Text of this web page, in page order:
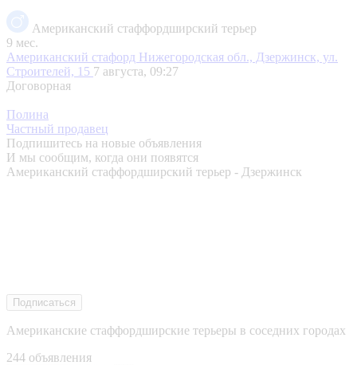
Американский стаффордширский терьер
9 мес.
Американский стафорд Нижегородская обл., Дзержинск, ул.
Строителей, 15 7 августа, 09:27
Договорная
Полина
Частный продавец
Подпишитесь на новые объявления
И мы сообщим, когда они появятся
Американский стаффордширский терьер - Дзержинск
Подписаться
Американские стаффордширские терьеры в соседних городах
244 объявления